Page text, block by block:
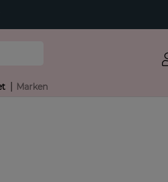
Marken